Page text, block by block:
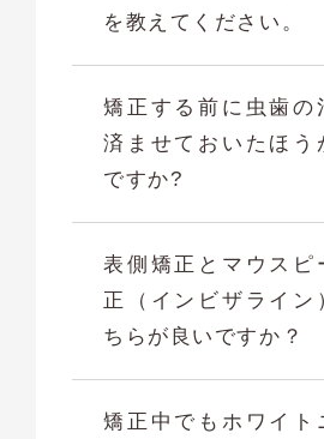
を教えてください。
矯正する前に虫歯の
済ませておいたほう
ですか?
表側矯正とマウスピ
正（インビザライン
ちらが良いですか？
矯正中でもホワイト